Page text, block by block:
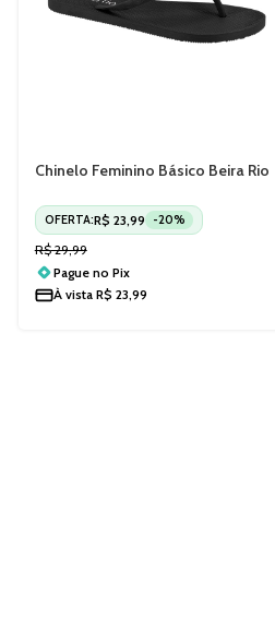
Chinelo Feminino Básico Beira Rio
OFERTA:R$ 23,99 -20%
R$29,99
Pague no Pix
À vista R$ 23,99